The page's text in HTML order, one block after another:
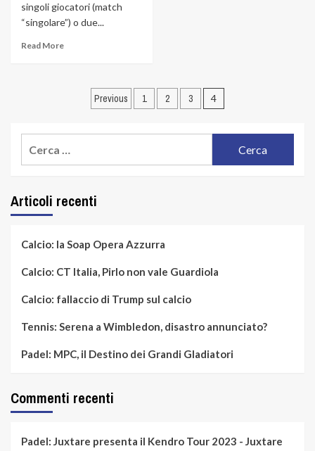
singoli giocatori (match
“singolare”) o due...
Read More
Navigazione
Previous 1 2 3 4
Articoli recenti
Calcio: la Soap Opera Azzurra
Calcio: CT Italia, Pirlo non vale Guardiola
Calcio: fallaccio di Trump sul calcio
Tennis: Serena a Wimbledon, disastro annunciato?
Padel: MPC, il Destino dei Grandi Gladiatori
Commenti recenti
Padel: Juxtare presenta il Kendro Tour 2023 - Juxtare